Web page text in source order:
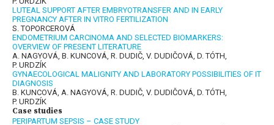
LUTEAL SUPPORT AFTER EMBRYOTRANSFER AND IN EARLY
PREGNANCY AFTER IN VITRO FERTILIZATION
S. TOPORCEROVÁ
ENDOMETRIUM CARCINOMA AND SELECTED BIOMARKERS:
OVERVIEW OF PRESENT LITERATURE
A. NAGYOVÁ, B. KUNCOVÁ, R. DUDIČ, V. DUDIČOVÁ, D. TÓTH,
P. URDZÍK
GYNAECOLOGICAL MALIGNITY AND LABORATORY POSSIBILITIES OF IT
DIAGNOSIS
B. KUNCOVÁ, A. NAGYOVÁ, R. DUDIČ, V. DUDIČOVÁ, D. TÓTH,
P. URDZÍK
Case studies
PERIPARTUM SEPSIS – CASE STUDY